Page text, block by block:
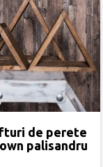
de perete
palisandru